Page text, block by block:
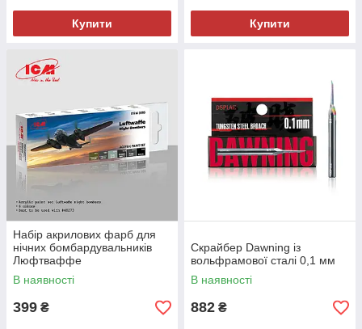
Купити Купити
Набір акрилових фарб для
нічних бомбардувальників
Люфтваффе
В наявності
399 ₴
Скрайбер Dawning із
вольфрамової сталі 0,1 мм
В наявності
882 ₴